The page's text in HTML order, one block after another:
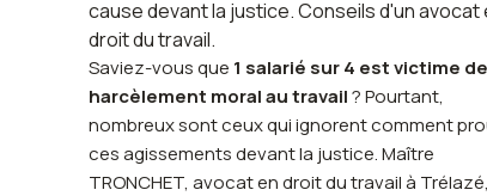
cause devant la justice. Conseils d'un avocat
droit du travail.
Saviez-vous que 1 salarié sur 4 est victime de
harcèlement moral au travail? Pourtant,
nombreux sont ceux qui ignorent comment
ces agissements devant la justice. Maître
TRONCHET, avocat en droit du travail à